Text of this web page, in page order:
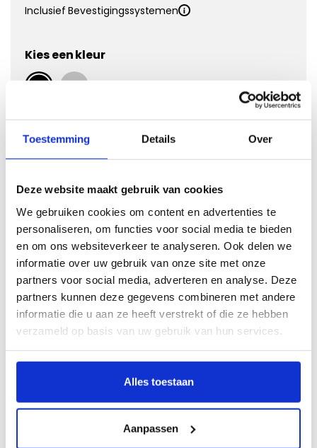
Toestemming Details Over
Deze website maakt gebruik van cookies
We gebruiken cookies om content en advertenties te
personaliseren, om functies voor social media te bieden
en om ons websiteverkeer te analyseren. Ook delen we
informatie over uw gebruik van onze site met onze
partners voor social media, adverteren en analyse. Deze
partners kunnen deze gegevens combineren met andere
informatie die u aan ze heeft verstrekt of die ze hebben
verzameld op basis van uw gebruik van hun services.
Alles toestaan
Aanpassen
Inclusief Bevestigingssystemen
Kies een kleur
Kies Velours Premium
Vergroten
Naaldvilt
Doeltreffend en voordelig
31,95